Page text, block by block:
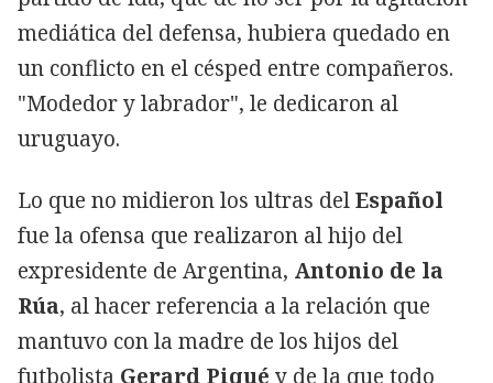
mediática del defensa, hubiera quedado en
un conflicto en el césped entre compañeros.
"Modedor y labrador", le dedicaron al
uruguayo.
Lo que no midieron los ultras delEspañol
fue la ofensa que realizaron al hijo del
expresidente de Argentina, Antonio de la
Rúa, al hacer referencia a la relación que
mantuvo con la madre de los hijos del
futbolista Gerard Piqué y de la que todo